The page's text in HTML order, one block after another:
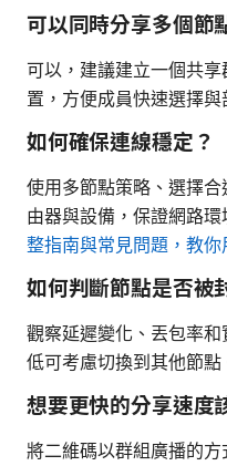
可以同時分享多個節
可以，建議建立一個共
置，方便成員快速選擇與
如何確保連線穩定？
使用多節點策略、選擇
由器與設備，保證網路環
整指南與常見問題，教
如何判斷節點是否被
觀察延遲變化、丟包率
低可考慮切換到其他節點
想要更快的分享速度
將二維碼以群組廣播的